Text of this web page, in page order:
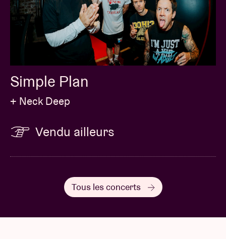
Simple Plan
+ Neck Deep
Vendu ailleurs
Tous les concerts